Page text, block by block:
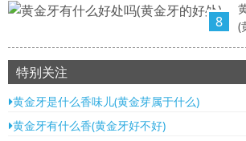
8
(
特别关注
黄金牙是什么香味儿(黄金芽属于什么)
黄金牙有什么香(黄金牙好不好)